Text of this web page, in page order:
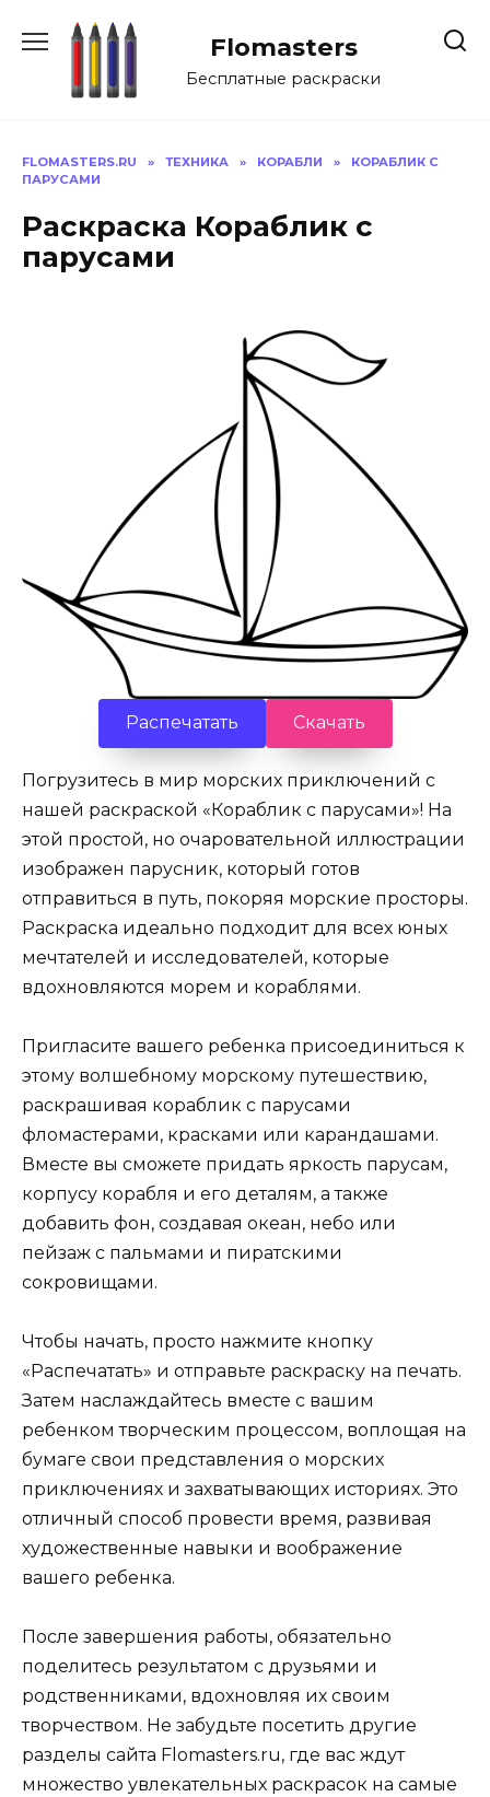
Flomasters
Бесплатные раскраски
FLOMASTERS.RU » ТЕХНИКА » КОРАБЛИ »
КОРАБЛИК С
ПАРУСАМИ
Раскраска Кораблик с
парусами
Распечатать Скачать
Погрузитесь в мир морских приключений с
нашей раскраской «Кораблик с парусами»! На
этой простой, но очаровательной иллюстрации
изображен парусник, который готов
отправиться в путь, покоряя морские просторы.
Раскраска идеально подходит для всех юных
мечтателей и исследователей, которые
вдохновляются морем и кораблями.
Пригласите вашего ребенка присоединиться к
этому волшебному морскому путешествию,
раскрашивая кораблик с парусами
фломастерами, красками или карандашами.
Вместе вы сможете придать яркость парусам,
корпусу корабля и его деталям, а также
добавить фон, создавая океан, небо или
пейзаж с пальмами и пиратскими
сокровищами.
Чтобы начать, просто нажмите кнопку
«Распечатать» и отправьте раскраску на печать.
Затем наслаждайтесь вместе с вашим
ребенком творческим процессом, воплощая на
бумаге свои представления о морских
приключениях и захватывающих историях. Это
отличный способ провести время, развивая
художественные навыки и воображение
вашего ребенка.
После завершения работы, обязательно
поделитесь результатом с друзьями и
родственниками, вдохновляя их своим
творчеством. Не забудьте посетить другие
разделы сайта Flomasters.ru, где вас ждут
множество увлекательных раскрасок на самые